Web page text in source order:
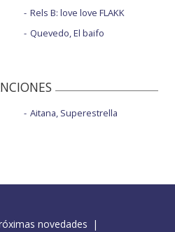
Rels B: love love FLAKK
Quevedo, El baifo
Aitana, Superestrella
novedades